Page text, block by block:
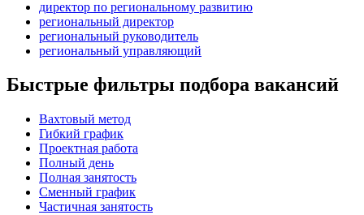
директор по региональному развитию
региональный директор
региональный руководитель
региональный управляющий
Быстрые фильтры подбора вакансий
Вахтовый метод
Гибкий график
Проектная работа
Полный день
Полная занятость
Сменный график
Частичная занятость